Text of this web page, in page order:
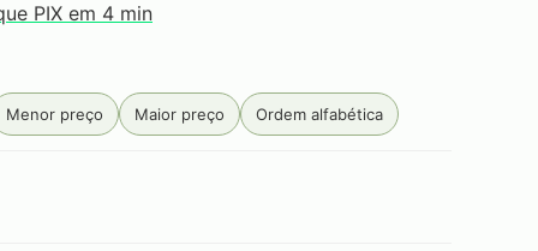
PIX em 4 min
Menor preço Maior preço Ordem alfabética